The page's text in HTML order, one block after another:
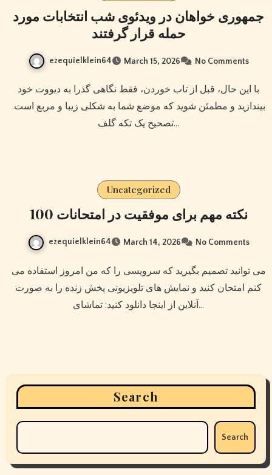
جمهوری خواهان در ویدئوی شب انتخابات مورد
حمله قرار گرفتند
ezequielklein64 March 15, 2026 No Comments
با این حال، قبل از تاب خوردن، فقط نگاهی گذرا به دیووت خود
بیندازید و مطمئن شوید که موضع شما به شکلی زیبا و مربع است.
تصحیح یک تکه گلف…
Uncategorized
100 نکته مهم برای موفقیت در امتحانات
ezequielklein64 March 14, 2026 No Comments
می توانید تصمیم بگیرید که سرویسی را که من امروز استفاده می
کنم امتحان کنید و نمایش های تلویزیونی پخش زنده را به صورت
آنلاین از اینجا دانلود کنید: تماشای…
Search
Search